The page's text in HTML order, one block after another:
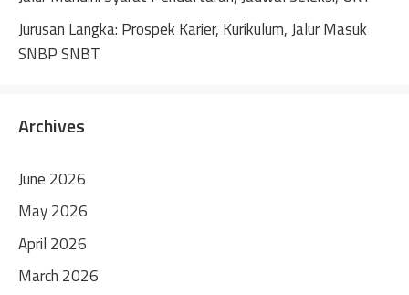
Jurusan Langka: Prospek Karier, Kurikulum, Jalur Masuk
SNBP SNBT
Archives
June 2026
May 2026
April 2026
March 2026